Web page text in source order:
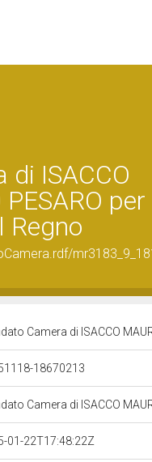
di ISACCO
Regno
Camera di ISACCO
18670213
Camera di ISACCO
01-22T17:48:22Z